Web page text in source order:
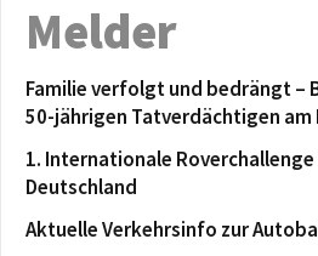
Melder
Familie verfolgt und bedrängt –
50-jährigen Tatverdächtigen
1. Internationale
Deutschland
Aktuelle Verkehrsinfo zur